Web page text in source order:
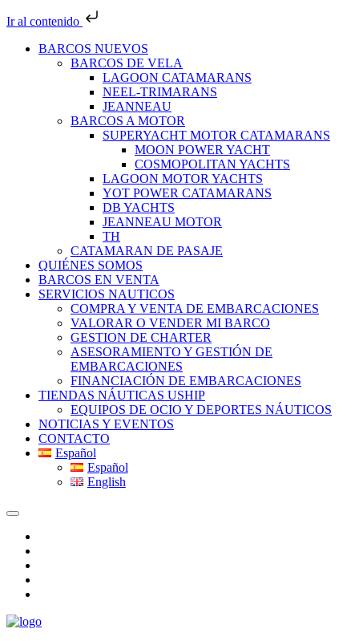
Ir al contenido
BARCOS NUEVOS
BARCOS DE VELA
LAGOON CATAMARANS
NEEL-TRIMARANS
JEANNEAU
BARCOS A MOTOR
SUPERYACHT MOTOR CATAMARANS
MOON POWER YACHT
COSMOPOLITAN YACHTS
LAGOON MOTOR YACHTS
YOT POWER CATAMARANS
DB YACHTS
JEANNEAU MOTOR
TH
CATAMARAN DE PASAJE
QUIÉNES SOMOS
BARCOS EN VENTA
SERVICIOS NAUTICOS
COMPRA Y VENTA DE EMBARCACIONES
VALORAR O VENDER MI BARCO
GESTION DE CHARTER
ASESORAMIENTO Y GESTIÓN DE
EMBARCACIONES
FINANCIACIÓN DE EMBARCACIONES
TIENDAS NÁUTICAS USHIP
EQUIPOS DE OCIO Y DEPORTES NÁUTICOS
NOTICIAS Y EVENTOS
CONTACTO
Español
Español
English